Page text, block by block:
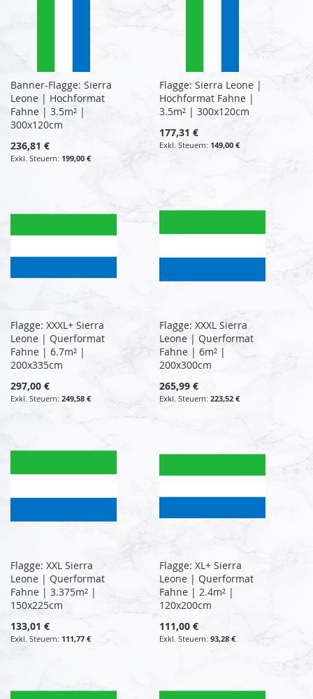
Banner-Flagge: Sierra
Leone | Hochformat
Fahne | 3.5m² |
300x120cm
236,81 €
199,00 €
Flagge: Sierra Leone |
Hochformat Fahne |
3.5m² | 300x120cm
177,31 €
149,00 €
Flagge: XXXL+ Sierra
Leone | Querformat
Fahne | 6.7m² |
200x335cm
297,00 €
249,58 €
Flagge: XXXL Sierra
Leone | Querformat
Fahne | 6m² |
200x300cm
265,99 €
223,52 €
Flagge: XXL Sierra
Leone | Querformat
Fahne | 3.375m² |
150x225cm
133,01 €
111,77 €
Flagge: XL+ Sierra
Leone | Querformat
Fahne | 2.4m² |
120x200cm
111,00 €
93,28 €